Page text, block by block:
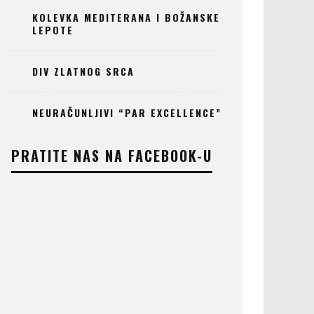
KOLEVKA MEDITERANA I BOŽANSKE
LEPOTE
DIV ZLATNOG SRCA
NEURAČUNLJIVI “PAR EXCELLENCE”
PRATITE NAS NA FACEBOOK-U